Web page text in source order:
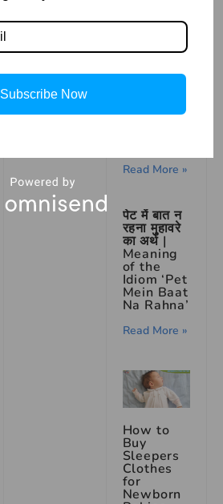
INDIA Full
g fact &
Read More »
पेट में बात न
रहना मुहावरे
का अर्थ |
Meaning
of the
Idiom ‘Pet
Mein Baat
Na Rahna’
Read More »
How to
Buy
Sleepers
Clothes
for
Newborn
Subscribe Now